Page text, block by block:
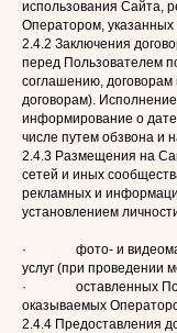
использования Сайта,
Оператором,
2.4.2 Заключения
перед Пользователем
соглашению, договорам
договорам). Исполнение
информирование о
числе путем обзвона и
2.4.3 Размещения на
сетей и иных
рекламных и
установлением
· фото- и
услуг (при проведении
· оставленных
оказываемых
2.4.4 Предоставления